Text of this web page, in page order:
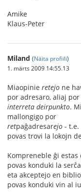
Amike
Klaus-Peter
Miland (Näita profiili)
1. märts 2009 14:55.13
Miaopinie retejo ne
por adresaro, aliaj
interreta deirpunkto.
mallongigo por
retpaĝadresarejo - t.e.
povas trovi la lokojn
Kompreneble ĝi
povas konduki la
eta akceptejo en
povas konduki vin al